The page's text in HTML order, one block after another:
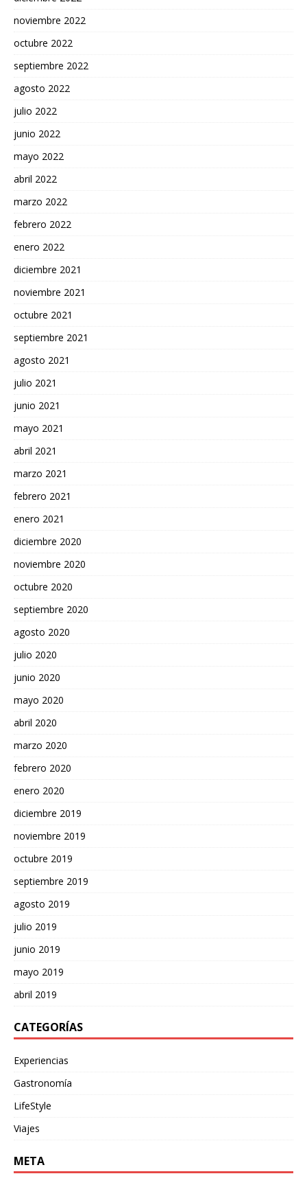
noviembre 2022
octubre 2022
septiembre 2022
agosto 2022
julio 2022
junio 2022
mayo 2022
abril 2022
marzo 2022
febrero 2022
enero 2022
diciembre 2021
noviembre 2021
octubre 2021
septiembre 2021
agosto 2021
julio 2021
junio 2021
mayo 2021
abril 2021
marzo 2021
febrero 2021
enero 2021
diciembre 2020
noviembre 2020
octubre 2020
septiembre 2020
agosto 2020
julio 2020
junio 2020
mayo 2020
abril 2020
marzo 2020
febrero 2020
enero 2020
diciembre 2019
noviembre 2019
octubre 2019
septiembre 2019
agosto 2019
julio 2019
junio 2019
mayo 2019
abril 2019
CATEGORÍAS
Experiencias
Gastronomía
LifeStyle
Viajes
META